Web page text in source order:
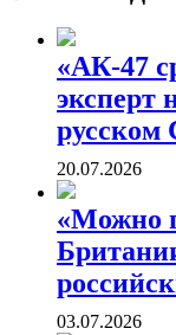
«АК-47
эксперт
русском
20.07.2026
«Можно
03.07.2026